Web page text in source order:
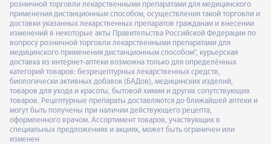
розничной торговли лекарственными препаратами для медицинского
применения дистанционным способом, осуществления такой торговли и
доставки указанных лекарственных препаратов гражданам и внесении
изменений в некоторые акты Правительства Российской Федерации по
вопросу розничной торговли лекарственными препаратами для
медицинского применения дистанционным способом", курьерская
доставка из интернет-аптеки возможна только для определённых
категорий товаров: безрецептурных лекарственных средств,
биологически активных добавок (БАДов), медицинских изделий,
товаров для ухода и красоты, бытовой химии и других сопутствующих
товаров. Рецептурные препараты доставляются до ближайшей аптеки и
могут быть получены при наличии действующего рецепта,
оформленного врачом. Ассортимент товаров, участвующих в
специальных предложениях и акциях, может быть ограничен или
изменен